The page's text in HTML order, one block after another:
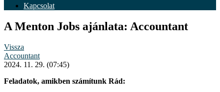
Kapcsolat
A Menton Jobs ajánlata: Accountant
Vissza
Accountant
2024. 11. 29. (07:45)
Feladatok, amikben számítunk Rád: